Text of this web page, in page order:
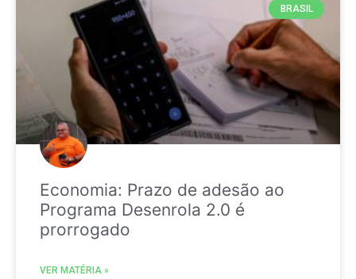
BRASIL
Economia: Prazo de adesão ao
Programa Desenrola 2.0 é
prorrogado
VER MATÉRIA »